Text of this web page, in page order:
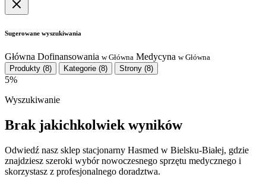
Sugerowane wyszukiwania
Główna Dofinansowania w Główna Medycyna w Główna
Produkty (8) Kategorie (8) Strony (8)
5%
Wyszukiwanie
Brak jakichkolwiek wyników
Odwiedź nasz sklep stacjonarny Hasmed w Bielsku-Białej, gdzie
znajdziesz szeroki wybór nowoczesnego sprzętu medycznego i
skorzystasz z profesjonalnego doradztwa.